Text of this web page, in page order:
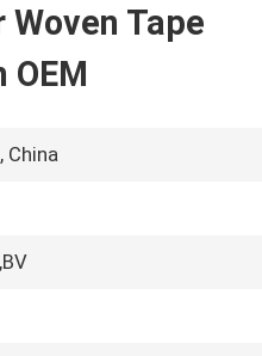
Tape
OEM
China